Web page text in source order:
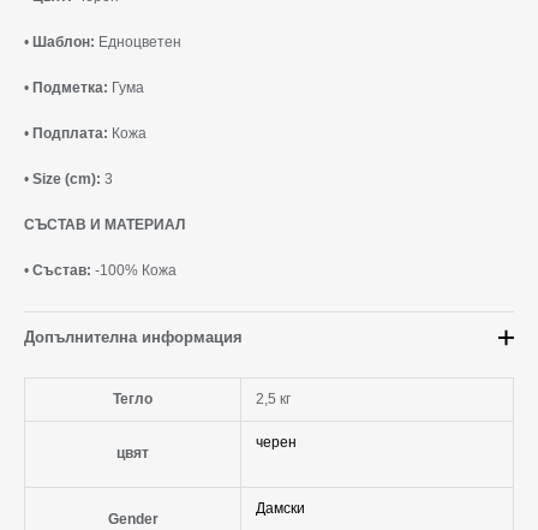
• Шаблон: Едноцветен
• Подметка: Гума
• Подплата: Кожа
• Size (cm): 3
СЪСТАВ И МАТЕРИАЛ
• Състав: -100% Кожа
Допълнителна информация
Тегло 2,5 кг
цвят
черен
Gender
Дамски